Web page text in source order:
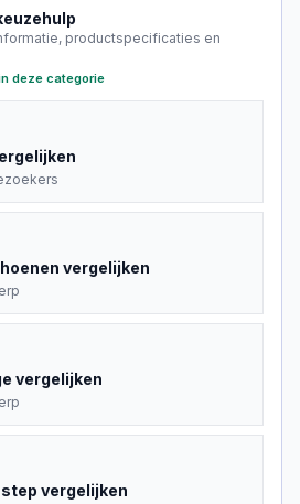
productspecificaties en
deze categorie
vergelijken
vergelijken
vergelijken